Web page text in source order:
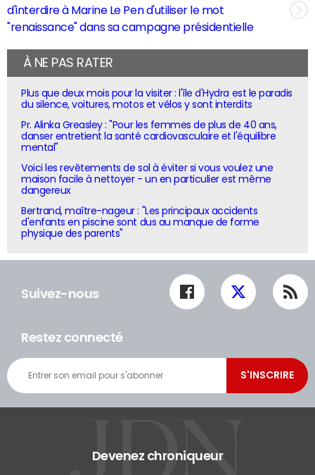
d'interdire à Marine Le Pen d'utiliser le mot
"renaissance" dans sa campagne présidentielle
À NE PAS RATER
Plus que deux mois pour la visiter : l'île d'Hydra est le paradis
du silence, voitures, motos et vélos y sont interdits
Pr. Alinka Greasley : "Pour les femmes de plus de 40 ans,
danser entretient la santé cardiovasculaire et l'équilibre
mental"
Voici les revêtements de sol à éviter si vous voulez une
maison facile à nettoyer - un en particulier est même
dangereux
Bertrand, maître-nageur : "Les principaux accidents
d'enfants en piscine sont dus au manque de forme
physique des parents"
Suivez-nous
Restez connecté
Devenez chroniqueur